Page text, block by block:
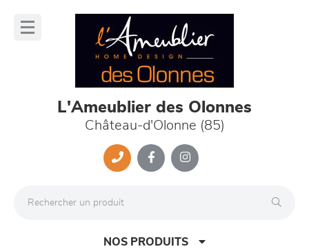
L'Ameublier des Olonnes
Château-d'Olonne (85)
NOS PRODUITS